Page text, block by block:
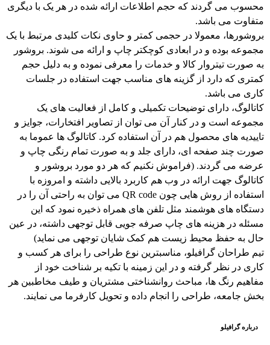
محسوب می گردند که حجم اطلاعات ارائه شده در هر یک با دیگری
متفاوت می باشد.
بروشورها، معمولا در حجمی کمتر و حاوی نکات کلیدی مرتبط با یک
مجموعه بوده و در ابعادی کوچکتر چاپ و ارائه می شوند. بروشور
به صورت تیتروار کالا و خدمات را معرفی نموده و به دلیل حجم
کمتری که دارد از گزینه های مناسب جهت استفاده در جلسات
کاری می باشد.
کاتالوگ، دارای توضیحات تکمیلی و کامل از فعالیت های یک
مجموعه است و در کنار آن می توان از تصاویر افتخارات، جوایز و
تاییدیه های محصول هم در آن استفاده کرد. کاتالوگ ها عموما به
صورت چند صفحه ای، دارای جلد و به صورت تمام رنگی چاپ و
عرضه می گردند. (فراموش نکنیم که هر دو مورد بروشور و
کاتالوگ جهت ارائه در وب هم کاربرد بالایی داشته و امروزه با
استفاده از روش هایی چون QR code می توان به راحتی آن را در
دستگاه های هوشمند مثل تلفن های همراه ذخیره نمود که این
مسئله در هزینه های چاپ صرفه جویی قابل توجهی داشته، در عین
حال به حفظ محیط زیست هم کمک شایان توجهی می نماید)
تیم طراحان گرافیلو، مناسبترین نوع طراحی را برای هر کسب و
کاری در نظر گرفته و در این زمینه با تکیه بر شناخت خود از
مفاهیم رنگ ها، مباحث روانشناختی مشتریان و طیف مخاطبین هر
بخش جامعه، طراحی را انجام داده و تحویل کارفرما می نمایند.
درباره گرافیلو